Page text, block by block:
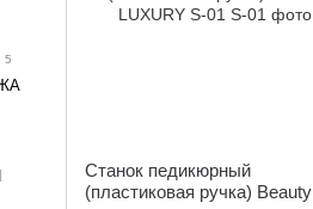
Станок педикюрный
(пластиковая ручка) Beauty
5